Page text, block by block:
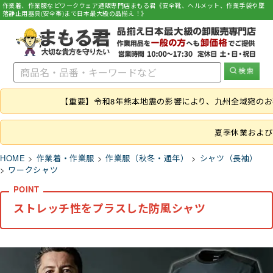
作業着、作業服などワークウェア通販専門店まもる君《安全靴、ヘルメット、作業手袋や墜
落静止用器具(安全帯)まで日本最大級の品揃え！》
【重要】令和8年熊本地震の影響により、九州全域宛
夏季休業およ
HOME 作業着・作業服 作業服（秋冬・通年）
シャツ（長袖）
ワークシャツ
ストレッチ性をプラスした防風シャツ